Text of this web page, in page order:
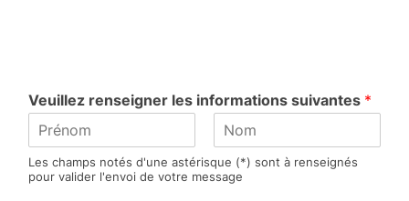
Veuillez renseigner les informations suivantes *
r
é
o
m
Les champs notés d'une astérisque (*) sont à renseignés
pour valider l'envoi de votre message